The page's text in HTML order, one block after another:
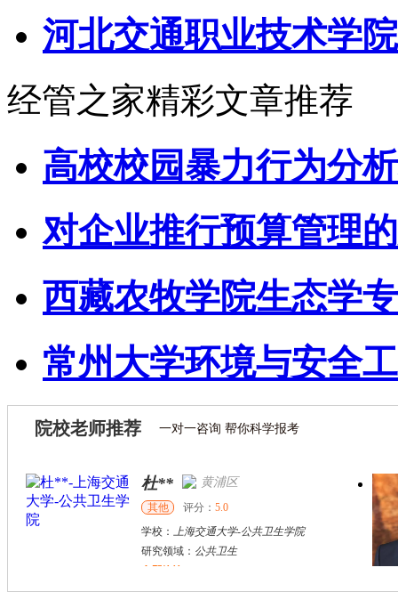
河北交通职业技术学院
经管之家精彩文章推荐
高校校园暴力行为分
对企业推行预算管理
西藏农牧学院生态学
常州大学环境与安全
院校老师推荐 一对一咨询 帮你科学报考
杜** 黄浦区
其他 评分： 5.0
学校： 上海交通大学-公共卫生学院
研究领域： 公共卫生
立即咨询
万志宏 天津市